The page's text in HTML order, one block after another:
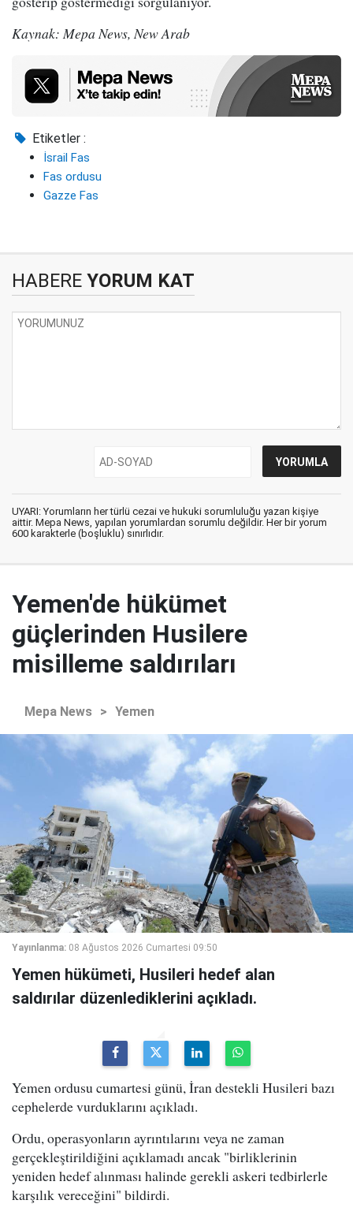
Kaynak: Mepa News, New Arab
Etiketler :
İsrail Fas
Fas ordusu
Gazze Fas
HABERE YORUM KAT
UYARI: Yorumların her türlü cezai ve hukuki sorumluluğu yazan kişiye
aittir. Mepa News, yapılan yorumlardan sorumlu değildir. Her bir yorum
600 karakterle (boşluklu) sınırlıdır.
Yemen'de hükümet
güçlerinden Husilere
misilleme saldırıları
Mepa News > Yemen
Yayınlanma: 08 Ağustos 2026 Cumartesi 09:50
Yemen hükümeti, Husileri hedef alan
saldırılar düzenlediklerini açıkladı.
Yemen ordusu cumartesi günü, İran destekli Husileri bazı
cephelerde vurduklarını açıkladı.
Ordu, operasyonların ayrıntılarını veya ne zaman
gerçekleştirildiğini açıklamadı ancak "birliklerinin
yeniden hedef alınması halinde gerekli askeri tedbirlerle
karşılık vereceğini" bildirdi.